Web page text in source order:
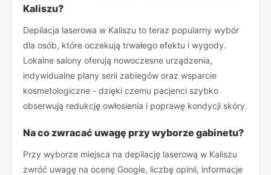
Kaliszu?
Depilacja laserowa w Kaliszu to teraz popularny wybór
dla osób, które oczekują trwałego efektu i wygody.
Lokalne salony oferują nowoczesne urządzenia,
indywidualne plany serii zabiegów oraz wsparcie
kosmetologiczne - dzięki czemu pacjenci szybko
obserwują redukcję owłosienia i poprawę kondycji skóry.
Na co zwracać uwagę przy wyborze gabinetu?
Przy wyborze miejsca na depilację laserową w Kaliszu
zwróć uwagę na ocenę Google, liczbę opinii, informacje